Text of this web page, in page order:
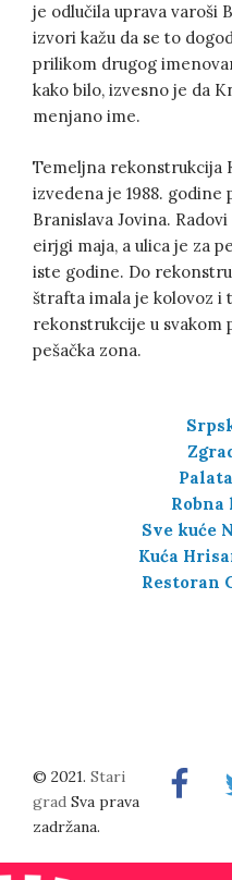
je odlučila uprava varoši
izvori kažu da se to
prilikom drugog
kako bilo, izvesno je da
menjano ime.
Temeljna rekonstrukcija
izvedena je 1988.
Branislava Jovina.
eirjgi maja, a ulica je za
iste godine. Do
štrafta imala je kolovoz i
rekonstrukcije u svakom
pešačka zona.
Sve kuće
Kuća
Restoran
© 2021. Stari
grad Sva prava
zadržana.